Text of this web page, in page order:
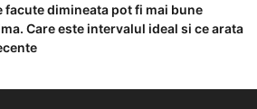
facute dimineata pot fi mai bune
Care este intervalul ideal si ce arata